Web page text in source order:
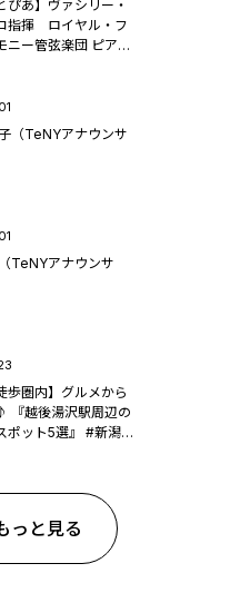
ぴあ】ヴァシリー・
指揮 ロイヤル・フ
ニー管弦楽団 ピア
（TeNYアナウンサ
TeNYアナウンサ
歩圏内】グルメから
『越後湯沢駅周辺の
ポット5選』 #新潟観
っと見る